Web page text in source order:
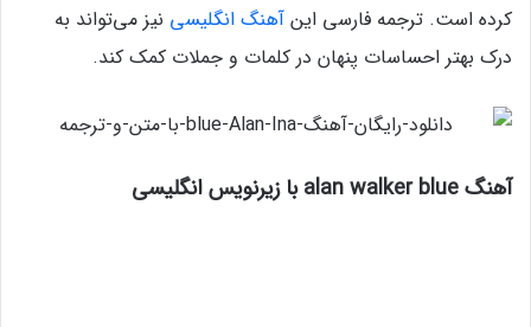
کرده است. ترجمه فارسی این آهنگ انگلیسی نیز می‌تواند به
درک بهتر احساسات پنهان در کلمات و جملات کمک کند.
آهنگ alan walker blue با زیرنویس انگلیسی